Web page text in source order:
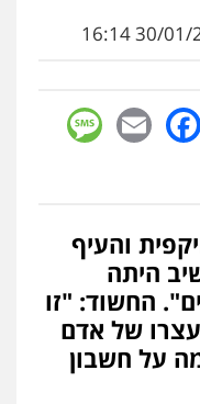
לענייני אסירים
עורכי דין
אסירים תעבורה
Twitter
Facebook
Email
והעיף
היתה
החשוד: "זו
של אדם
על חשבון